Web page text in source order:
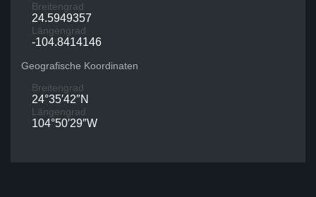
Breitengrad
24.5949357
Längengrad
-104.8414146
Geografische Koordinaten
Breitengrad
24°35′42″N
Längengrad
104°50′29″W